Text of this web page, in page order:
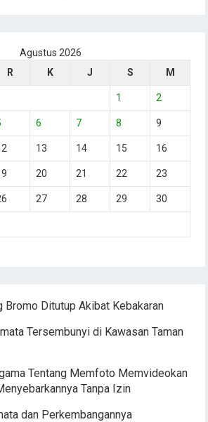
Agustus 2026
R K J S M
1 2
6 7 8 9
13 14 15 16
20 21 22 23
27 28 29 30
Bromo Ditutup Akibat Kebakaran
Tersembunyi di Kawasan Taman
Tentang Memfoto Memvideokan
Tanpa Izin
dan Perkembangannya